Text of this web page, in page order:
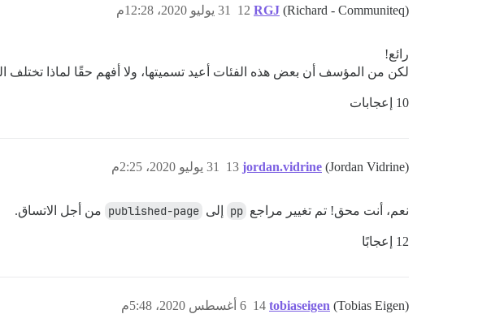
RGJ (Richard - Communiteq) 31 يوليو 2020، 12:28م 12
رائع!
لكن من المؤسف أن بعض هذه الفئات أعيد تسميتها، ولا أفهم حقًا لماذا تختلف
10 إعجابات
jordan.vidrine (Jordan Vidrine) 31 يوليو 2020، 2:25م 13
نعم، أنت محق! تم تغيير مراجع pp إلى published-page من أجل الاتساق.
12 إعجابًا
tobiaseigen (Tobias Eigen) 6 أغسطس 2020، 5:48م 14